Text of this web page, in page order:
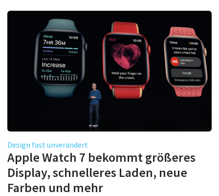
Design fast unverändert
Apple Watch 7 bekommt größeres
Display, schnelleres Laden, neue
Farben und mehr